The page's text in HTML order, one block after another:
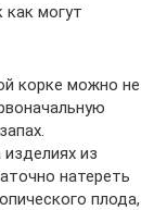
как могут
корке можно не
из
натереть
плода,